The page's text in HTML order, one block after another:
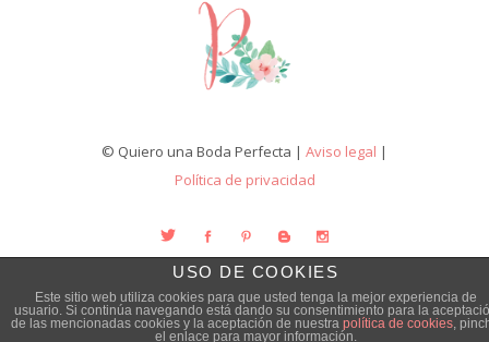
© Quiero una Boda Perfecta | Aviso legal |
Política de privacidad
USO DE COOKIES
Este sitio web utiliza cookies para que usted tenga la mejor experiencia de
usuario. Si continúa navegando está dando su consentimiento para la
de las mencionadas cookies y la aceptación de nuestra política de cookies,
el enlace para mayor información.